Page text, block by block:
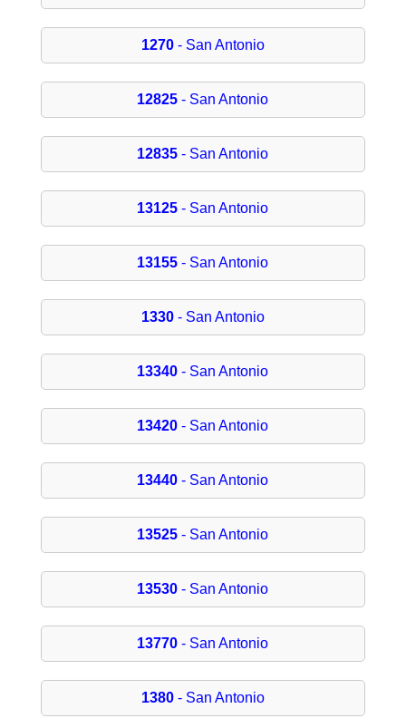
1270- San Antonio
12825 - San Antonio
12835 - San Antonio
13125 - San Antonio
13155 - San Antonio
1330- San Antonio
13340 - San Antonio
13420 - San Antonio
13440 - San Antonio
13525 - San Antonio
13530 - San Antonio
13770 - San Antonio
1380- San Antonio